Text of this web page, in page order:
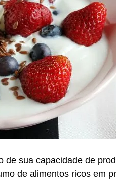
de sua capacidade de
de alimentos ricos em